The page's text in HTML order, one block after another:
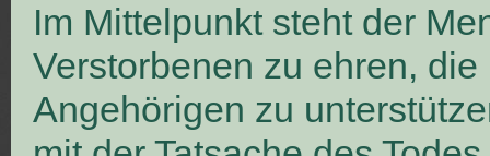
Im Mittelpunkt steht der
Verstorbenen zu ehren, die
Angehörigen zu